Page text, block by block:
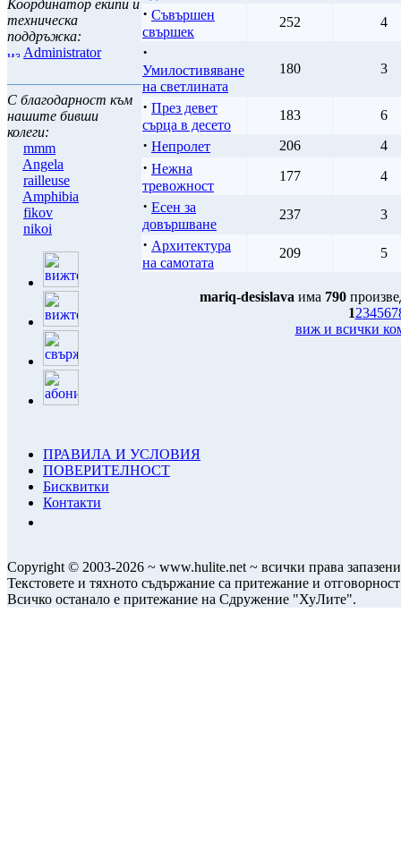
Координатор екипи и
техническа
поддръжка:
Administrator
С благодарност към
нашите бивши
колеги:
mmm
Angela
railleuse
Amphibia
fikov
nikoi
· Съвършен
свършек
252 4
·
Умилостивяване
на светлината
180 3
· През девет
сърца в десето
183 6
· Непролет 206 4
· Нежна
тревожност
177 4
· Есен за
довършване
237 3
· Архитектура
на самотата
209 5
mariq-desislava има 790
1234567
виж и всички
ПРАВИЛА И УСЛОВИЯ
ПОВЕРИТЕЛНОСТ
Бисквитки
Контакти
Copyright © 2003-2026 ~ www.hulite.net ~ всички права
Текстовете и тяхното съдържание са притежание и
Всичко останало е притежание на Сдружение "ХуЛите".